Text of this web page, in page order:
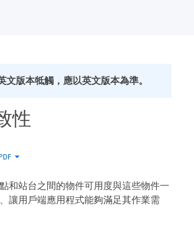
版本牴觸，應以英文版本為準。
性
和站台之間的物件可用度與這些物件一
讓用戶端應用程式能夠滿足其作業需